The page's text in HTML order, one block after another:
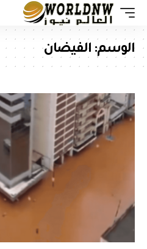
الوسم: الفيضان